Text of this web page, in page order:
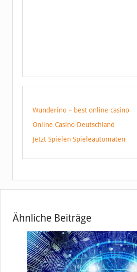
Wunderino – best online casino
Online Casino Deutschland
Jetzt Spielen Spieleautomaten
Ähnliche Beiträge